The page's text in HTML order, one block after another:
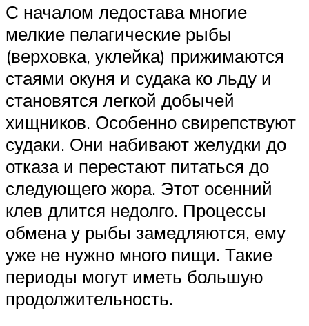
С началом ледостава многие
мелкие пелагические рыбы
(верховка, уклейка) прижимаются
стаями окуня и судака ко льду и
становятся легкой добычей
хищников. Особенно свирепствуют
судаки. Они набивают желудки до
отказа и перестают питаться до
следующего жора. Этот осенний
клев длится недолго. Процессы
обмена у рыбы замедляются, ему
уже не нужно много пищи. Такие
периоды могут иметь большую
продолжительность.